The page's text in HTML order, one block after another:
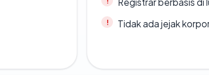
Tidak ada jejak